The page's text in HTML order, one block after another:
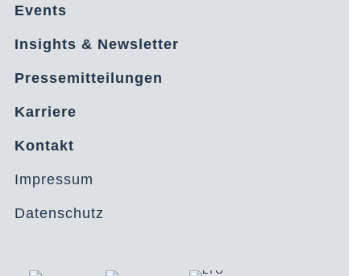
Events
Insights & Newsletter
Pressemitteilungen
Karriere
Kontakt
Impressum
Datenschutz